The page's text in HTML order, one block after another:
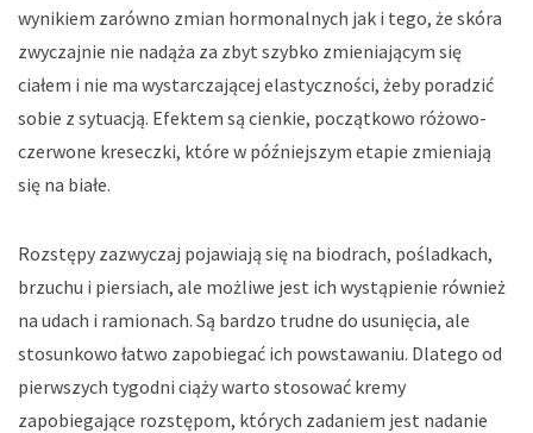
wynikiem zarówno zmian hormonalnych jak i tego, że skóra
zwyczajnie nie nadąża za zbyt szybko zmieniającym się
ciałem i nie ma wystarczającej elastyczności, żeby poradzić
sobie z sytuacją. Efektem są cienkie, początkowo różowo-
czerwone kreseczki, które w późniejszym etapie zmieniają
się na białe.
Rozstępy zazwyczaj pojawiają się na biodrach, pośladkach,
brzuchu i piersiach, ale możliwe jest ich wystąpienie również
na udach i ramionach. Są bardzo trudne do usunięcia, ale
stosunkowo łatwo zapobiegać ich powstawaniu. Dlatego od
pierwszych tygodni ciąży warto stosować kremy
zapobiegające rozstępom, których zadaniem jest nadanie